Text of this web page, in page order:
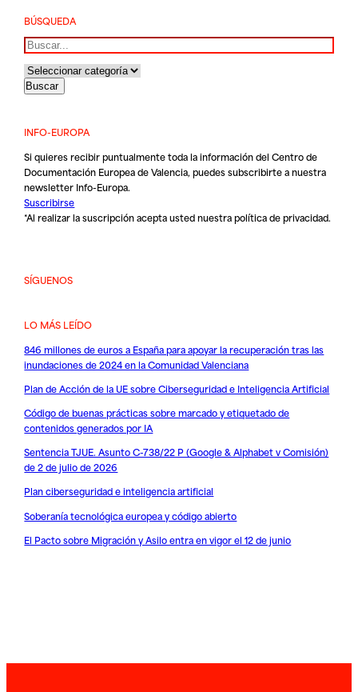
BÚSQUEDA
Buscar
INFO-EUROPA
Si quieres recibir puntualmente toda la información del Centro de
Documentación Europea de Valencia, puedes subscribirte a nuestra
newsletter Info-Europa.
Suscribirse
*Al realizar la suscripción acepta usted nuestrapolítica de privacidad.
SÍGUENOS
LO MÁS LEÍDO
846 millones de euros a España para apoyar la recuperación tras las
inundaciones de 2024 en la Comunidad Valenciana
Plan de Acción de la UE sobre Ciberseguridad e Inteligencia Artificial
Código de buenas prácticas sobre marcado y etiquetado de
contenidos generados por IA
Sentencia TJUE. Asunto C-738/22 P (Google & Alphabet v Comisión)
de 2 de julio de 2026
Plan ciberseguridad e inteligencia artificial
Soberanía tecnológica europea y código abierto
El Pacto sobre Migración y Asilo entra en vigor el 12 de junio